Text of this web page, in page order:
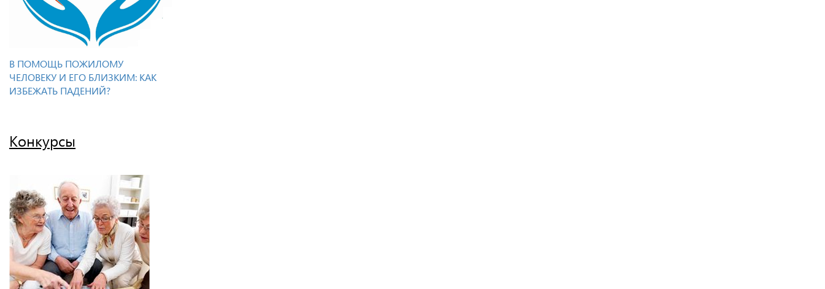
В ПОМОЩЬ ПОЖИЛОМУ
ЧЕЛОВЕКУ И ЕГО БЛИЗКИМ: КАК
ИЗБЕЖАТЬ ПАДЕНИЙ?
Конкурсы